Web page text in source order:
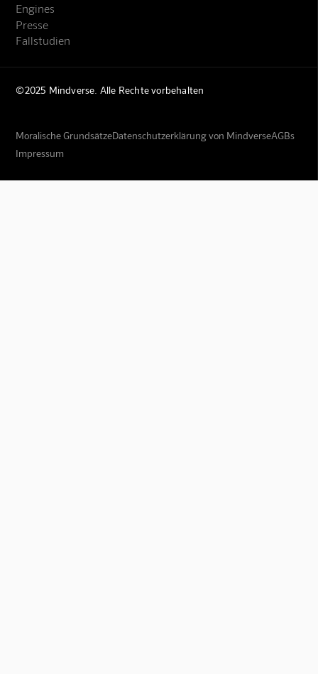
Engines
Presse
Fallstudien
©2025 Mindverse. Alle Rechte vorbehalten
Moralische GrundsätzeDatenschutzerklärung von MindverseAGBs
Impressum